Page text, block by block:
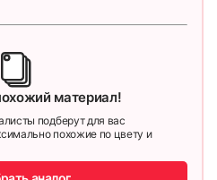
материал!
подберут для вас
похожие по цвету и